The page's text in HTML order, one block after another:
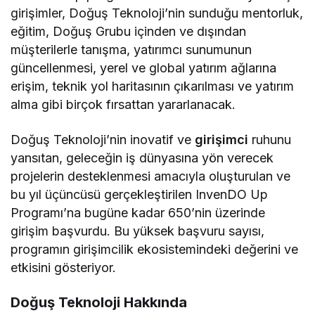
girişimler, Doğuş Teknoloji’nin sunduğu mentorluk,
eğitim, Doğuş Grubu içinden ve dışından
müşterilerle tanışma, yatırımcı sunumunun
güncellenmesi, yerel ve global yatırım ağlarına
erişim, teknik yol haritasının çıkarılması ve yatırım
alma gibi birçok fırsattan yararlanacak.
Doğuş Teknoloji’nin inovatif ve girişimci ruhunu
yansıtan, geleceğin iş dünyasına yön verecek
projelerin desteklenmesi amacıyla oluşturulan ve
bu yıl üçüncüsü gerçekleştirilen InvenDO Up
Programı’na bugüne kadar 650’nin üzerinde
girişim başvurdu. Bu yüksek başvuru sayısı,
programın girişimcilik ekosistemindeki değerini ve
etkisini gösteriyor.
Doğuş Teknoloji Hakkında